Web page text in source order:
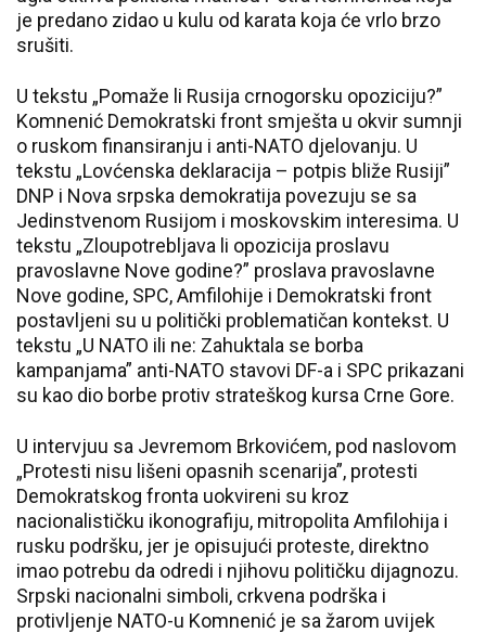
je predano zidao u kulu od karata koja će vrlo brzo
srušiti.
U tekstu „Pomaže li Rusija crnogorsku opoziciju?”
Komnenić Demokratski front smješta u okvir sumnji
o ruskom finansiranju i anti-NATO djelovanju. U
tekstu „Lovćenska deklaracija – potpis bliže Rusiji”
DNP i Nova srpska demokratija povezuju se sa
Jedinstvenom Rusijom i moskovskim interesima. U
tekstu „Zloupotrebljava li opozicija proslavu
pravoslavne Nove godine?” proslava pravoslavne
Nove godine, SPC, Amfilohije i Demokratski front
postavljeni su u politički problematičan kontekst. U
tekstu „U NATO ili ne: Zahuktala se borba
kampanjama” anti-NATO stavovi DF-a i SPC prikazani
su kao dio borbe protiv strateškog kursa Crne Gore.
U intervjuu sa Jevremom Brkovićem, pod naslovom
„Protesti nisu lišeni opasnih scenarija”, protesti
Demokratskog fronta uokvireni su kroz
nacionalističku ikonografiju, mitropolita Amfilohija i
rusku podršku, jer je opisujući proteste, direktno
imao potrebu da odredi i njihovu političku dijagnozu.
Srpski nacionalni simboli, crkvena podrška i
protivljenje NATO-u Komnenić je sa žarom uvijek